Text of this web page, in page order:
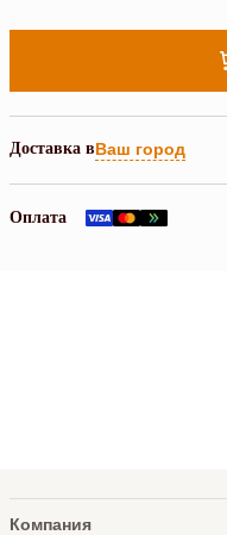
Доставка вВаш город
Оплата
Компания